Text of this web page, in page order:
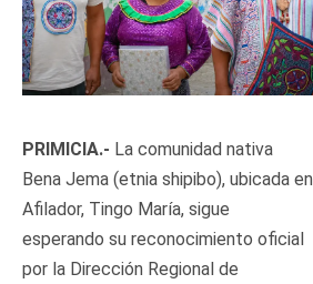
PRIMICIA.- La comunidad nativa
Bena Jema (etnia shipibo), ubicada en
Afilador, Tingo María, sigue
esperando su reconocimiento oficial
por la Dirección Regional de